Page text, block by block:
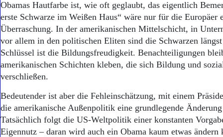
Wer wir sind
Aktuelle Ausgabe
Abonnenten-Login
Abonnent werden
Abo Prämien
Archiv
Kontakt
Impressum
Datenschutz
Obamas Hautfarbe ist, wie oft geglaubt, das eigentlich
erste Schwarze im Weißen Haus“ wäre nur für die Europäer
Überraschung. In der amerikanischen Mittelschicht, in
vor allem in den politischen Eliten sind die Schwarzen
Schlüssel ist die Bildungsfreudigkeit. Benachteiligungen
amerikanischen Schichten kleben, die sich Bildung und
verschließen.
Bedeutender ist aber die Fehleinschätzung, mit einem
die amerikanische Außenpolitik eine grundlegende
Tatsächlich folgt die US-Weltpolitik einer konstanten
Eigennutz – daran wird auch ein Obama kaum etwas